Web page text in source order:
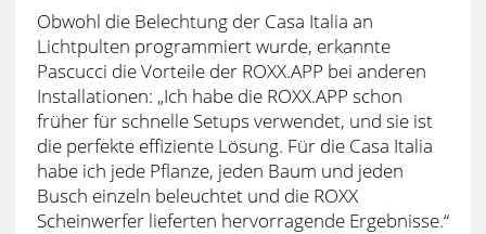
Obwohl die Belechtung der Casa Italia an
Lichtpulten programmiert wurde, erkannte
Pascucci die Vorteile der ROXX.APP bei anderen
Installationen: „Ich habe die ROXX.APP schon
früher für schnelle Setups verwendet, und sie ist
die perfekte effiziente Lösung. Für die Casa Italia
habe ich jede Pflanze, jeden Baum und jeden
Busch einzeln beleuchtet und die ROXX
Scheinwerfer lieferten hervorragende Ergebnisse.“